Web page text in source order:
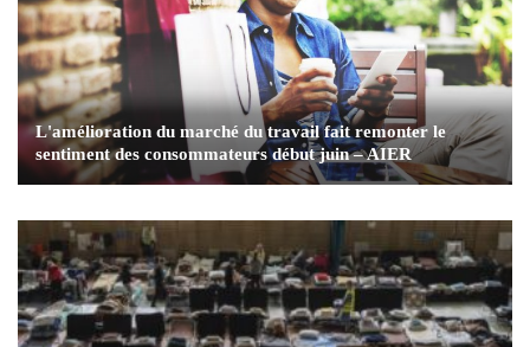
L'amélioration du marché du travail fait remonter le
sentiment des consommateurs début juin – AIER